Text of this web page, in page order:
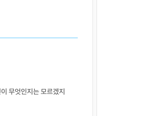
무엇인지는 모르겠지